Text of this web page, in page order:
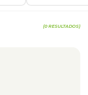
(0 RESULTADOS)